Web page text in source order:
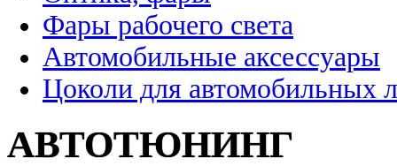
Фары рабочего света
Автомобильные аксессуары
Цоколи для автомобильных
АВТОТЮНИНГ